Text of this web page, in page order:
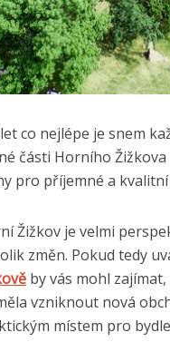
co nejlépe je snem
části Horního
pro příjemné a
Žižkov je velmi
změn. Pokud tedy
by vás mohl
vzniknout nová
místem pro